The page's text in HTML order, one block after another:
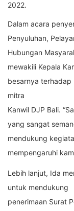
2022.
Dalam acara
Penyuluhan,
Hubungan
mewakili Kepala
besarnya
mitra
Kanwil DJP Bali.
yang sangat
mendukung
mempengaruhi
Lebih lanjut, Ida
untuk mendukung
penerimaan Surat